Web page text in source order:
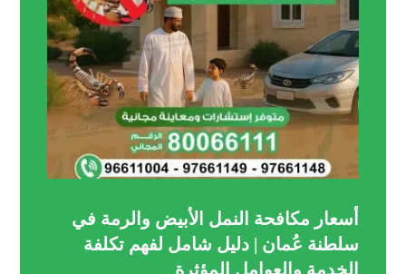
أسعار مكافحة النمل الأبيض والرمة في
سلطنة عُمان | دليل شامل لفهم تكلفة
الخدمة والعوامل المؤثرة